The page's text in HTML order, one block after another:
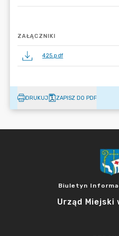
ZAŁĄCZNIKI
425.pdf
DRUKUJ ZAPISZ DO PDF
Biuletyn
Urząd Miejski